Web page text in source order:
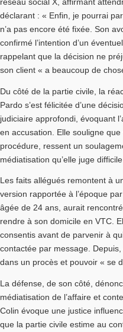
déclarant : « Enfin, je pourrai
n’a pas encore été fixée. Son
confirmé l’intention d’un
rappelant que la décision ne
son client « a beaucoup de
Du côté de la partie civile, la
Pardo s’est félicitée d’une
judiciaire approfondi, évoquant
en accusation. Elle souligne
procédure, ressent un
médiatisation qu’elle juge
Les faits allégués remontent à
version rapportée à l’époque
âgée de 24 ans, aurait
rendre à son domicile en VTC.
consentis avant de parvenir à
contactée par message.
dans un procès et pouvoir « se
La défense, de son côté,
médiatisation de l’affaire et
Colin évoque une justice
que la partie civile estime au